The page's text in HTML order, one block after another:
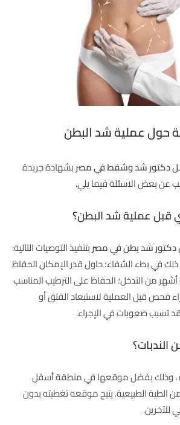
حول عملية شد البطن
دكتور شد وشفط في مصربشهادة جريدة
بعض الاسئلة فيما يلي.
قبل عملية شد البطن؟
شد بطن في مصربتنفيذ التوصيات التالية:
ذلك في بطء الشفاء؛ حاول قدر الإمكان الحفاظ
من التدخل؛ الحفاظ على الترطيب المناسب
فحص قبل العملية لاستبعاد الفتق أو
تسبب صعوبات في الإجراء.
الندبات؟
، وذلك بفضل موقعها في منطقة أسفل
الطية الطبيعية. يتيح موقعه تغطيته بدون
للآخرين.